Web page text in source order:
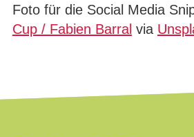
Foto für die Social Media
Cup / Fabien Barral via